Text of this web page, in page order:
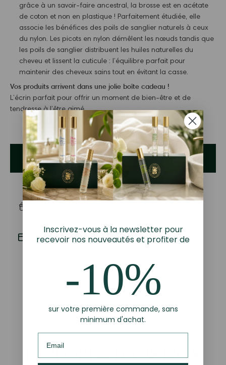
grâce à un savoir-faire ancestral, la brosse est en acétate
de coton et non en plastique ! Parfaitement étudiée, elle
associe les bénéfices des poils de sanglier naturels à ceux
du nylon. Les picots en nylon démêlent les nœuds tandis que
les poils de sanglier distribuent les huiles naturelles du
cheveu et lissent la cuticule : l’équilibre parfait pour
maintenir des cheveux sains tout en évitant la casse.
Vos produits arrivent dans une jolie boîte cadeau !
L’écrin parfait pour offrir un moment de bien-être et de
tendresse à l’être aimé.
AJOUTER |116,00€
Paiement en 3x sans frais avec Klarna
EXPLOREZ TOUS NOS
Inscrivez-vous à la newsletter pour
recevoir nos nouveautés et profiter de
-10%
sur votre première commande, sans
minimum d'achat.